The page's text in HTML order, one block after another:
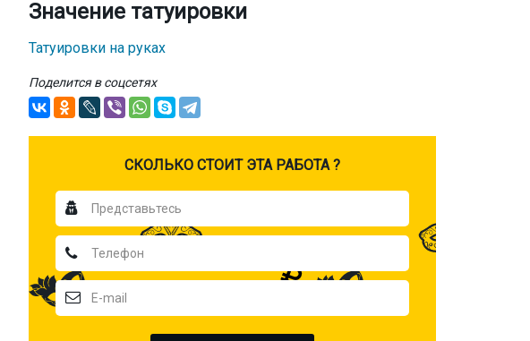
Значение татуировки
Татуировки на руках
Поделится в соцсетях
CКОЛЬКО СТОИТ ЭТА РАБОТА ?